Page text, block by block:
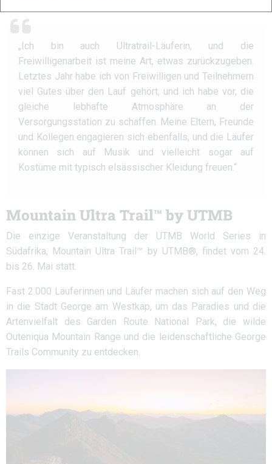
„Ich bin auch Ultratrail-Läuferin, und die
Freiwilligenarbeit ist meine Art, etwas zurückzugeben.
Letztes Jahr habe ich von Freiwilligen und Teilnehmern
viel Gutes über den Lauf gehört, und ich habe vor, die
gleiche lebhafte Atmosphäre an der
Versorgungsstation zu schaffen. Meine Eltern, Freunde
und Kollegen engagieren sich ebenfalls, und die Läufer
können sich auf Musik und vielleicht sogar auf
Kostüme mit typisch elsässischer Kleidung freuen.“
Mountain Ultra Trail™ by UTMB
Die einzige Veranstaltung der UTMB World Series in
Südafrika, Mountain Ultra Trail™ by UTMB®, findet vom 24.
bis 26. Mai statt.
Fast 2.000 Läuferinnen und Läufer machen sich auf den Weg
in die Stadt George am Westkap, um das Paradies und die
Artenvielfalt des Garden Route National Park, die wilde
Outeniqua Mountain Range und die leidenschaftliche George
Trails Community zu entdecken.